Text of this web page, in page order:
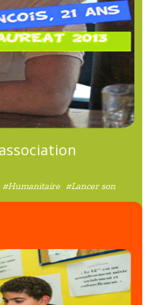
#Humanitaire #Lancer son